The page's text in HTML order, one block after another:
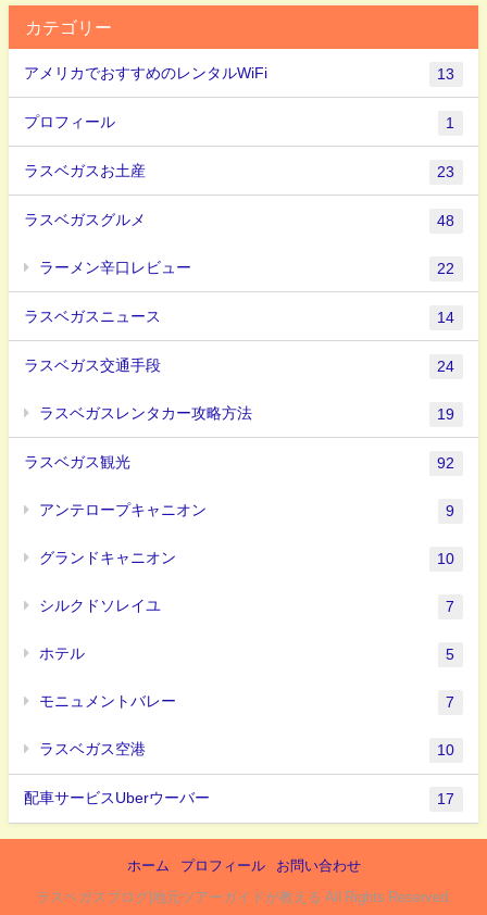
カテゴリー
アメリカでおすすめのレンタルWiFi 13
プロフィール 1
ラスベガスお土産 23
ラスベガスグルメ 48
ラーメン辛口レビュー 22
ラスベガスニュース 14
ラスベガス交通手段 24
ラスベガスレンタカー攻略方法 19
ラスベガス観光 92
アンテロープキャニオン 9
グランドキャニオン 10
シルクドソレイユ 7
ホテル 5
モニュメントバレー 7
ラスベガス空港 10
配車サービスUberウーバー 17
ホーム プロフィール お問い合わせ
ラスベガスブログ|地元ツアーガイドが教える All Rights Reserved.